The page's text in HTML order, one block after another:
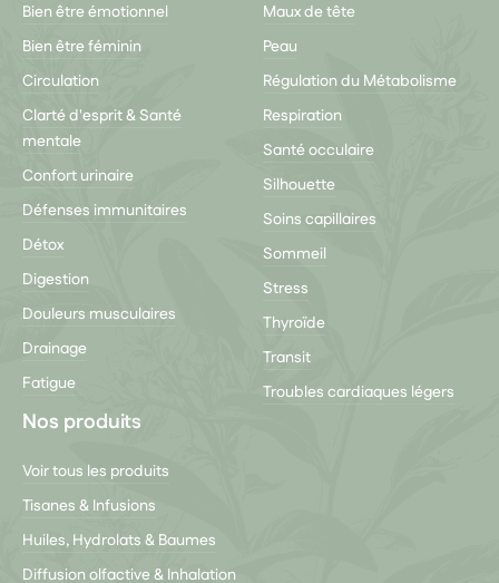
Bien être émotionnel
Bien être féminin
Circulation
Clarté d'esprit & Santé
mentale
Confort urinaire
Défenses immunitaires
Détox
Digestion
Douleurs musculaires
Drainage
Fatigue
Maux de tête
Peau
Régulation du Métabolisme
Respiration
Santé occulaire
Silhouette
Soins capillaires
Sommeil
Stress
Thyroïde
Transit
Troubles cardiaques légers
Nos produits
Voir tous les produits
Tisanes & Infusions
Huiles, Hydrolats & Baumes
Diffusion olfactive & Inhalation